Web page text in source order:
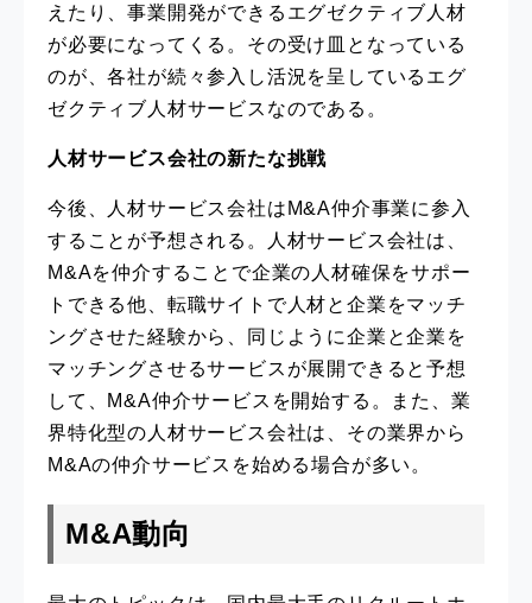
えたり、事業開発ができるエグゼクティブ人材
が必要になってくる。その受け皿となっている
のが、各社が続々参入し活況を呈しているエグ
ゼクティブ人材サービスなのである。
人材サービス会社の新たな挑戦
今後、人材サービス会社はM&A仲介事業に参入
することが予想される。人材サービス会社は、
M&Aを仲介することで企業の人材確保をサポー
トできる他、転職サイトで人材と企業をマッチ
ングさせた経験から、同じように企業と企業を
マッチングさせるサービスが展開できると予想
して、M&A仲介サービスを開始する。また、業
界特化型の人材サービス会社は、その業界から
M&Aの仲介サービスを始める場合が多い。
M&A動向